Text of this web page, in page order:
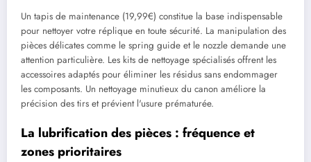
Un tapis de maintenance (19,99€) constitue la base indispensable
pour nettoyer votre réplique en toute sécurité. La manipulation des
pièces délicates comme le spring guide et le nozzle demande une
attention particulière. Les kits de nettoyage spécialisés offrent les
accessoires adaptés pour éliminer les résidus sans endommager
les composants. Un nettoyage minutieux du canon améliore la
précision des tirs et prévient l'usure prématurée.
La lubrification des pièces : fréquence et
zones prioritaires